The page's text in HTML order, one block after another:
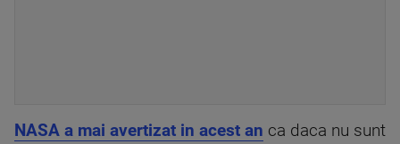
NASA a mai avertizat in acest an ca daca nu sunt